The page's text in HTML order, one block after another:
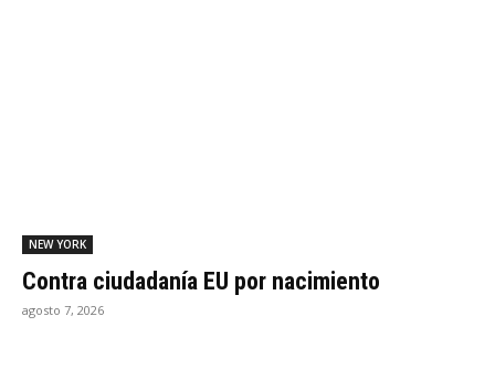
NEW YORK
Contra ciudadanía EU por nacimiento
agosto 7, 2026